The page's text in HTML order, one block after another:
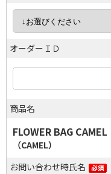
オーダーＩＤ
商品名
FLOWER BAG CAMEL
（CAMEL）
お問い合わせ時氏名